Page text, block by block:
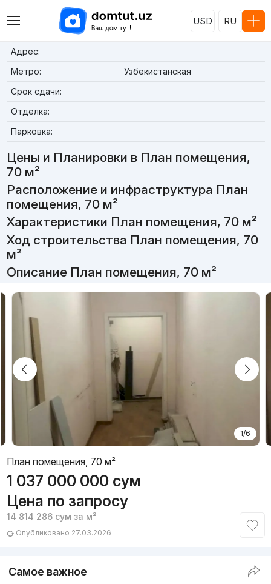
USD RU
Адрес:
Метро:
Узбекистанская
Срок сдачи:
Отделка:
Парковка:
Цены и Планировки в План помещения,
70 м²
Расположение и инфраструктура План
помещения, 70 м²
Характеристики План помещения, 70 м²
Ход строительства План помещения, 70
м²
Описание План помещения, 70 м²
1/6
План помещения, 70 м²
1 037 000 000 сум
Цена по запросу
14 814 286 сум за м²
Опубликовано 27.03.2026
Самое важное